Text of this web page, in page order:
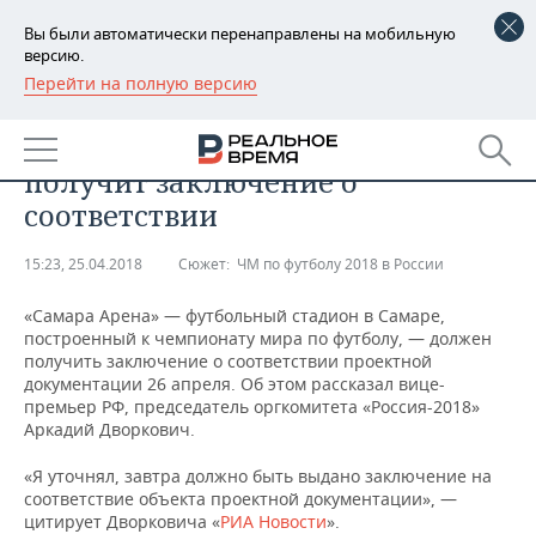
Вы были автоматически перенаправлены на мобильную
версию.
Перейти на полную версию
РЕГИОНЫ
БАШКОРТОСТАН
ТАТАРСТАН
НОВОСТИ
АНАЛИТИКА
ДЕКЛАРАЦИИ О ДОХОДАХ
КОРОЛИ ГОСЗАКАЗА ПФО
ВУЗЫ ТАТАРСТАНА
КОМУ ПРИНАДЛЕЖАТ
ТОРГОВЫЕ ЦЕНТРЫ
ТАТАРСТАНА
НОВОСТИ ЭКОНОМИКИ
ФИНАНСЫ
БАНКИ
БЮДЖЕТ
ИНВЕСТИЦИИ
ПРОМЫШЛЕННОСТЬ
НОВОСТИ
ПРОМЫШЛЕННОСТИ
АГРОПРОМ
МАШИНОСТРОЕНИЕ
НЕДВИЖИМОСТЬ
НОВОСТИ НЕДВИЖИМОСТИ
АВТО
НОВОСТИ АВТО
БИЗНЕС
НОВОСТИ БИЗНЕСА
ТЕХНОЛОГИИ
«Самара Арена» 26 апреля
получит заключение о
соответствии
15:23, 25.04.2018 Сюжет: ЧМ по футболу 2018 в России
«Самара Арена» — футбольный стадион в Самаре,
построенный к чемпионату мира по футболу, — должен
получить заключение о соответствии проектной
документации 26 апреля. Об этом рассказал вице-
премьер РФ, председатель оргкомитета «Россия-2018»
Аркадий Дворкович.
«Я уточнял, завтра должно быть выдано заключение на
соответствие объекта проектной документации», —
цитирует Дворковича «РИА Новости».